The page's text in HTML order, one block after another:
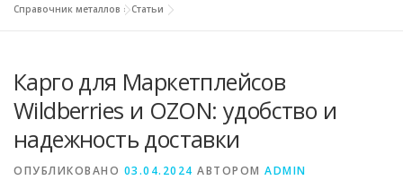
МЕТАЛЛЫ И ОКРУЖАЮЩАЯ СРЕДА
ПРИМЕНЕНИЕ МЕТАЛЛОВ
Справочник металлов »Статьи
Карго для Маркетплейсов
Wildberries и OZON: удобство и
надежность доставки
ОПУБЛИКОВАНО 03.04.2024 АВТОРОМ ADMIN